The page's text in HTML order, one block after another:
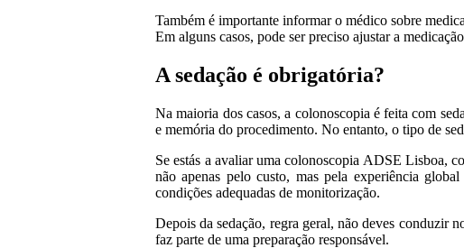
Também é importante informar o médico sobre
Em alguns casos, pode ser preciso ajustar a
A sedação é obrigatória?
Na maioria dos casos, a colonoscopia é feita com
e memória do procedimento. No entanto, o tipo de
Se estás a avaliar uma colonoscopia ADSE Lisboa,
não apenas pelo custo, mas pela experiência
condições adequadas de monitorização.
Depois da sedação, regra geral, não deves conduzir
faz parte de uma preparação responsável.